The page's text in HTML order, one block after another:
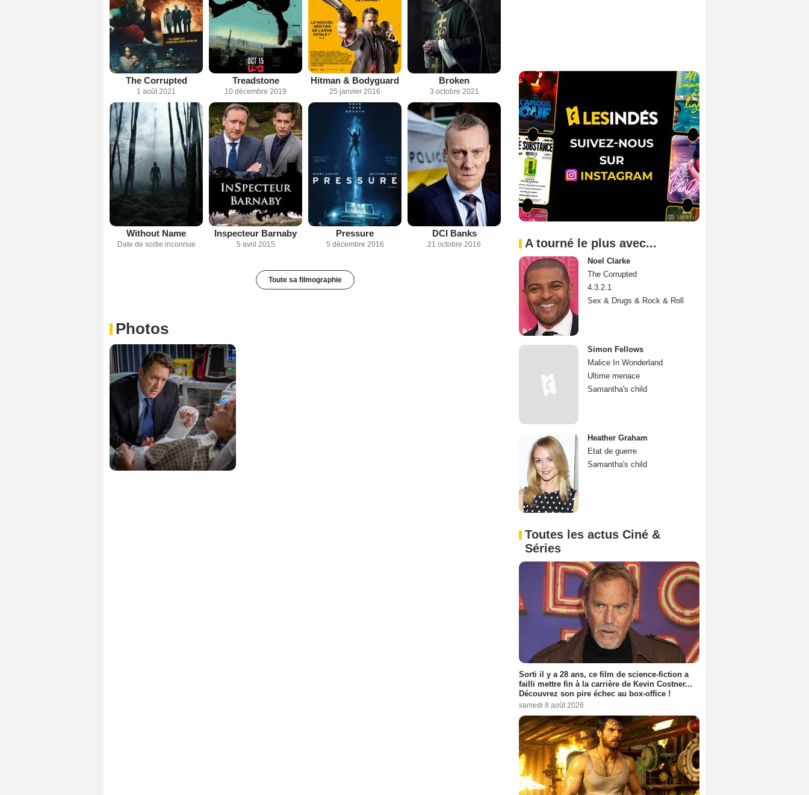
The Corrupted
1 août 2021
Treadstone
10 décembre 2019
Hitman & Bodyguard
25 janvier 2016
Broken
3 octobre 2021
Without Name
Date de sortie inconnue
Inspecteur Barnaby
5 avril 2015
Pressure
5 décembre 2016
DCI Banks
21 octobre 2016
Toute sa filmographie
Photos
A tourné le plus avec...
Noel Clarke
The Corrupted
4.3.2.1
Sex & Drugs & Rock & Roll
Simon Fellows
Malice In Wonderland
Ultime menace
Samantha's child
Heather Graham
Etat de guerre
Samantha's child
Toutes les actus Ciné &
Séries
Sorti il y a 28 ans, ce film de science-fiction a
failli mettre fin à la carrière de Kevin Costner...
Découvrez son pire échec au box-office !
samedi 8 août 2026